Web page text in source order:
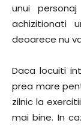
unui
achizitionati
deoarece nu
Daca locuiti
prea mare
zilnic la
mai bine. In